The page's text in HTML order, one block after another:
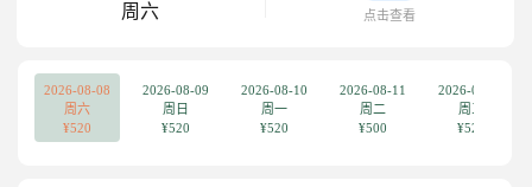
周六
点击查看
2026-08-08
周六
¥520
2026-08-09
周日
¥520
2026-08-10
周一
¥520
2026-08-11
周二
¥500
2026-08-12
周三
¥520